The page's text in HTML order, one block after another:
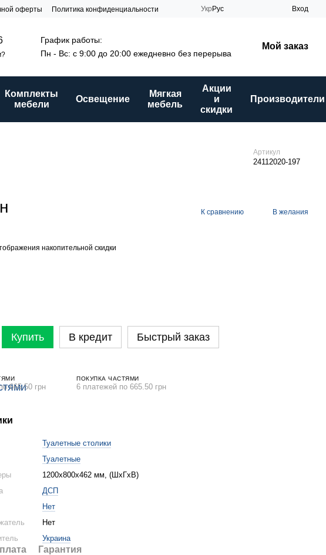
оферты Политика конфиденциальности Укр Рус Вход
График работы:
Пн - Вс: с 9:00 до 20:00 ежедневно без перерыва
Мой заказ
Комплекты
мебели
Освещение
Мягкая
мебель
Акции
и
скидки
Производители
Артикул
24112020-197
К сравнению В желания
накопительной скидки
Купить В кредит Быстрый заказ
665.50 грн
ПОКУПКА ЧАСТЯМИ
6 платежей по 665.50 грн
Туалетные столики
Туалетные
1200х800х462 мм, (ШхГхВ)
ДСП
Нет
Нет
Украина
Гарантия